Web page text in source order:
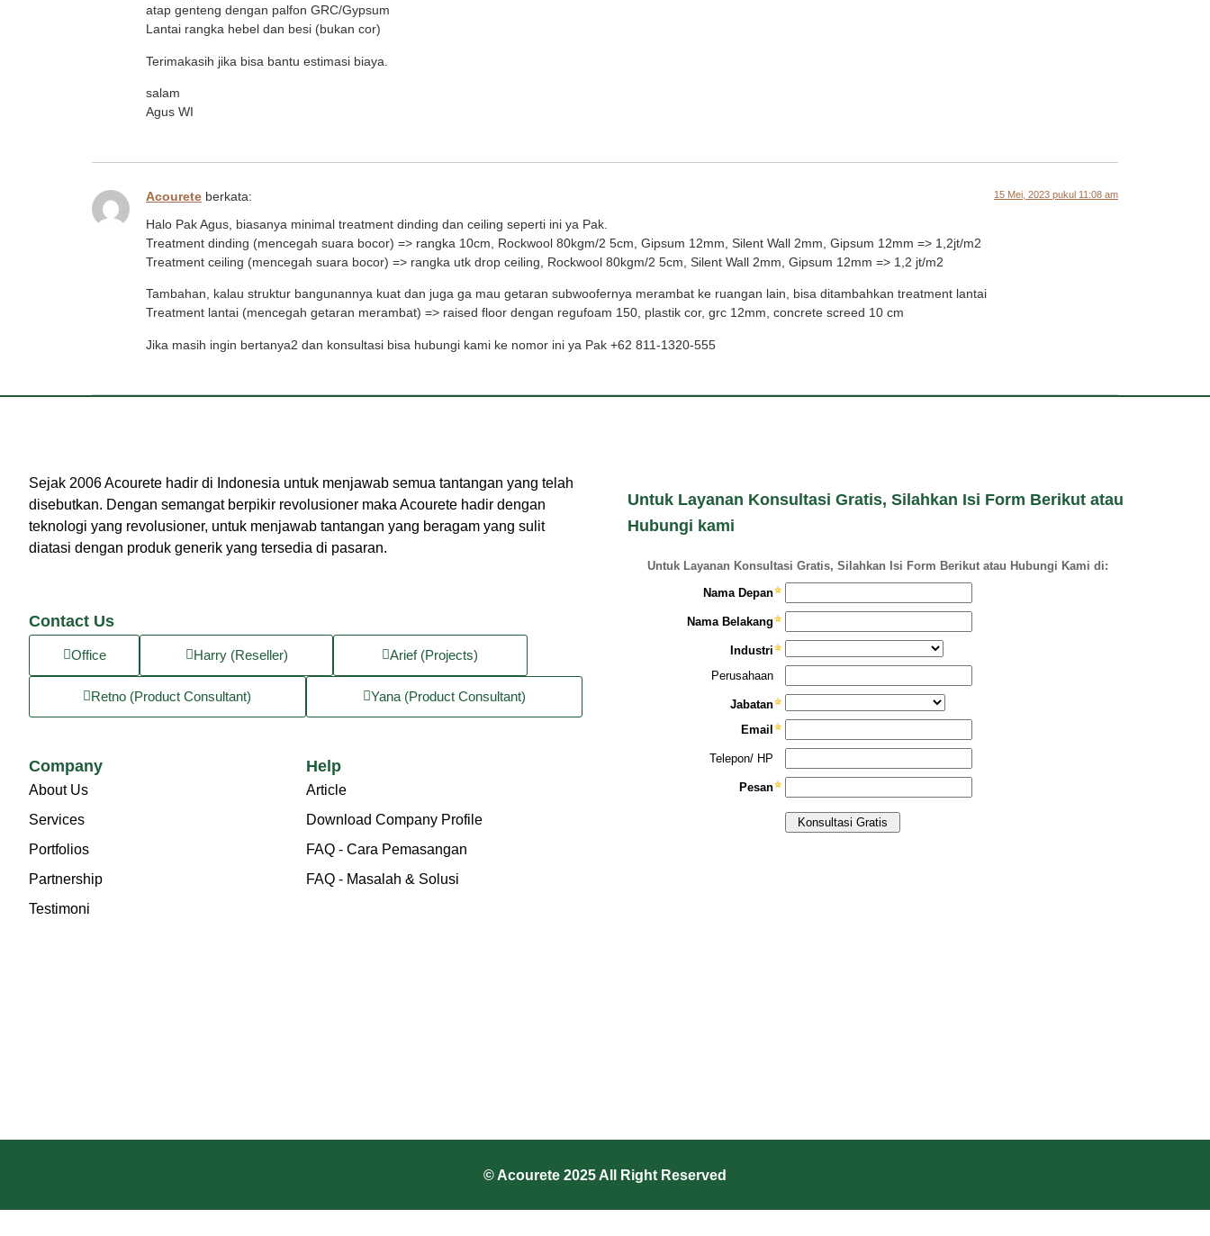
atap genteng dengan palfon GRC/Gypsum
Lantai rangka hebel dan besi (bukan cor)
Terimakasih jika bisa bantu estimasi biaya.
salam
Agus WI
Acourete berkata: 15 Mei, 2023 pukul 11:08 am
Halo Pak Agus, biasanya minimal treatment dinding dan ceiling seperti ini ya Pak.
Treatment dinding (mencegah suara bocor) => rangka 10cm, Rockwool 80kgm/2 5cm, Gipsum 12mm, Silent Wall 2mm, Gipsum 12mm => 1,2jt/m2
Treatment ceiling (mencegah suara bocor) => rangka utk drop ceiling, Rockwool 80kgm/2 5cm, Silent Wall 2mm, Gipsum 12mm => 1,2 jt/m2
Tambahan, kalau struktur bangunannya kuat dan juga ga mau getaran subwoofernya merambat ke ruangan lain, bisa ditambahkan treatment lantai
Treatment lantai (mencegah getaran merambat) => raised floor dengan regufoam 150, plastik cor, grc 12mm, concrete screed 10 cm
Jika masih ingin bertanya2 dan konsultasi bisa hubungi kami ke nomor ini ya Pak +62 811-1320-555
Sejak 2006 Acourete hadir di Indonesia untuk menjawab semua tantangan yang telah
disebutkan. Dengan semangat berpikir revolusioner maka Acourete hadir dengan
teknologi yang revolusioner, untuk menjawab tantangan yang beragam yang sulit
diatasi dengan produk generik yang tersedia di pasaran.
Contact Us
Office Harry (Reseller) Arief (Projects)
Retno (Product Consultant) Yana (Product Consultant)
Company
About Us
Services
Portfolios
Partnership
Testimoni
Help
Article
Download Company Profile
FAQ - Cara Pemasangan
FAQ - Masalah & Solusi
Untuk Layanan Konsultasi Gratis, Silahkan Isi Form Berikut atau
Hubungi kami
© Acourete 2025 All Right Reserved